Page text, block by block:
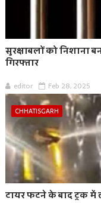
सुरक्षाबलों को निशाना
गिरफ्तार
editor Feb 28, 2025
CHHATISGARH
टायर फटने के बाद ट्रक